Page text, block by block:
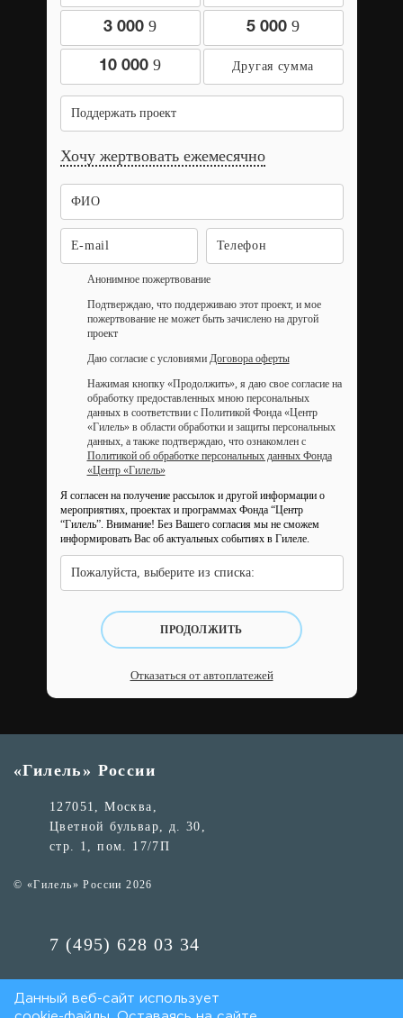
3 000 9 5 000 9
10 000 9
Поддержать проект
Хочу жертвовать ежемесячно
Анонимное пожертвование
Подтверждаю, что поддерживаю этот проект, и мое
пожертвование не может быть зачислено на другой
проект
Даю согласие с условиями Договора оферты
Нажимая кнопку «Продолжить», я даю свое согласие на
обработку предоставленных мною персональных
данных в соответствии с Политикой Фонда «Центр
«Гилель» в области обработки и защиты персональных
данных, а также подтверждаю, что ознакомлен с
Политикой об обработке персональных данных Фонда
«Центр «Гилель»
Я согласен на получение рассылок и другой информации о
мероприятиях, проектах и программах Фонда “Центр
“Гилель”. Внимание! Без Вашего согласия мы не сможем
информировать Вас об актуальных событиях в Гилеле.
Пожалуйста, выберите из списка:
ПРОДОЛЖИТЬ
Отказаться от автоплатежей
«Гилель» России
127051, Москва,
Цветной бульвар, д. 30,
стр. 1, пом. 17/7П
© «Гилель» России 2026
7 (495) 628 03 34
Данный веб-сайт использует